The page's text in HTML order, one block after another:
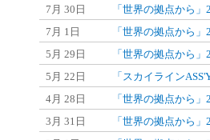
7月 30日
「世界の拠点から
7月 1日
「世界の拠点から
5月 29日
「世界の拠点から
5月 22日
「スカイライン
4月 28日
「世界の拠点から
3月 31日
「世界の拠点から